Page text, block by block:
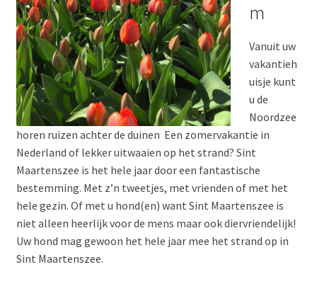
m
Vanuit uw
vakantieh
uisje kunt
u de
Noordzee
horen ruizen achter de duinen Een zomervakantie in
Nederland of lekker uitwaaien op het strand? Sint
Maartenszee is het hele jaar door een fantastische
bestemming. Met z’n tweetjes, met vrienden of met het
hele gezin. Of met u hond(en) want Sint Maartenszee is
niet alleen heerlijk voor de mens maar ook diervriendelijk!
Uw hond mag gewoon het hele jaar mee het strand op in
Sint Maartenszee.